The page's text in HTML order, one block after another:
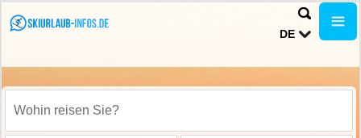
DE
Wohin reisen Sie?